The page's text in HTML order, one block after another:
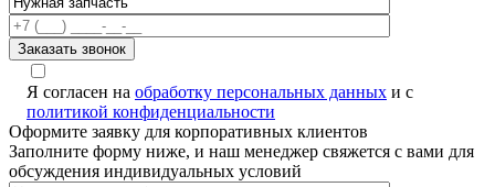
Я согласен на обработку персональных данных и с
политикой конфиденциальности
Оформите заявку для корпоративных клиентов
Заполните форму ниже, и наш менеджер свяжется с вами для
обсуждения индивидуальных условий